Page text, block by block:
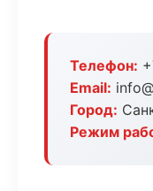
Телефон:
Email:
Город:
Режим